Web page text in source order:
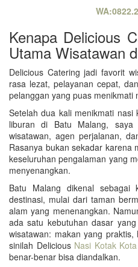
Kenapa Delicious
Utama Wisatawan
Delicious Catering jadi favorit
rasa lezat, pelayanan cepat,
pelanggan yang puas menikmati
Setelah dua kali menikmati nasi
liburan di Batu Malang,
wisatawan, agen perjalanan,
Rasanya bukan sekadar karena
keseluruhan pengalaman yang
menyenangkan.
Batu Malang dikenal sebagai
destinasi, mulai dari taman
alam yang menenangkan.
ada satu kebutuhan dasar
wisatawan: makan yang
sinilah Delicious Nasi Kotak
benar-benar bisa diandalkan.